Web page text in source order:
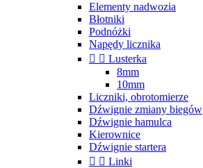
Elementy nadwozia
Błotniki
Podnóżki
Napędy licznika
  Lusterka
8mm
10mm
Liczniki, obrotomierze
Dźwignie zmiany biegów
Dźwignie hamulca
Kierownice
Dźwignie startera
  Linki